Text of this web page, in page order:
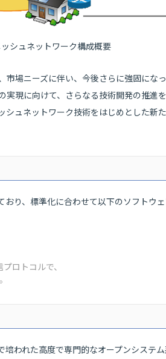
シュネットワーク構成概要
場ニーズに伴い、今後さらに強固にな
現に向けて、さらなる技術開発の推進
ュネットワーク技術をはじめとした新
り、標準化に合わせて以下のソフトウェ
ロトコルで、
われた高度で専門的なオープンシステ